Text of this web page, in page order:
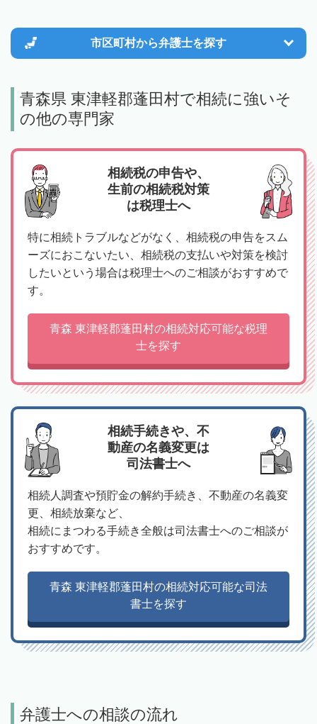
市区町村から弁護士を探す
青森県 東津軽郡蓬田村で相続に強いそ
の他の専門家
相続税の申告や、
生前の相続税対策
は税理士へ
特に相続トラブルなどがなく、相続税の申告をスム
ーズにおこないたい、相続税の支払いや対策を検討
したいという場合は税理士へのご相談がおすすめで
す。
青森 東津軽郡蓬田村の相続対応可能な税理
士を探す
相続手続きや、不
動産の名義変更は
司法書士へ
相続人調査や預貯金の解約手続き、不動産の名義変
更、相続放棄など、
相続にまつわる手続き全般は司法書士へのご相談が
おすすめです。
青森 東津軽郡蓬田村の相続対応可能な司法
書士を探す
弁護士への相談の流れ